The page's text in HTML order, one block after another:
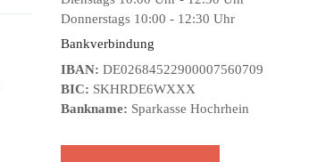
Donnerstags 10:00 - 12:30 Uhr
Bankverbindung
IBAN: DE02684522900007560709
BIC: SKHRDE6WXXX
Bankname: Sparkasse Hochrhein